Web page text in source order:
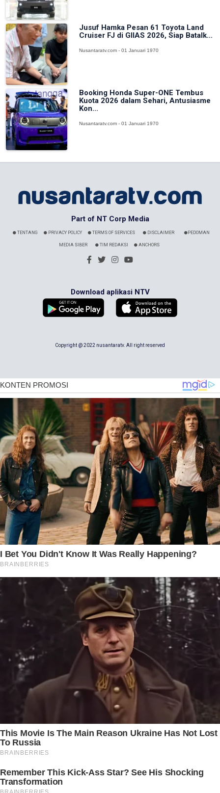
Jusuf Hamka Pesan 61 Toyota Land
Cruiser FJ di GIIAS 2026, Siap Batalk...
Nusantaratv.com - 01 Januari 1970
Booking Honda Super-ONE Tembus
Kuota 2026 dalam Sehari, Antusiasme
Kon...
Nusantaratv.com - 01 Januari 1970
Part of NT Corp Media
TENTANG PRIVACY POLICY TERMS OF SERVICES DISCLAIMER PEDOMAN
MEDIA SIBER TIM REDAKSI ANCHORS
Download aplikasi NTV
Copyright @ 2022 nusantaratv. All right reserved